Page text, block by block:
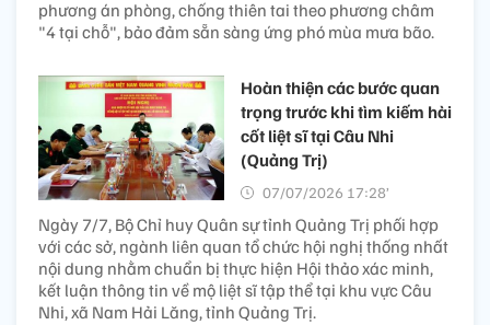
phương án phòng, chống thiên tai theo phương châm
"4 tại chỗ", bảo đảm sẵn sàng ứng phó mùa mưa bão.
Hoàn thiện các bước quan
trọng trước khi tìm kiếm hài
cốt liệt sĩ tại Câu Nhi
(Quảng Trị)
07/07/2026 17:28’
Ngày 7/7, Bộ Chỉ huy Quân sự tỉnh Quảng Trị phối hợp
với các sở, ngành liên quan tổ chức hội nghị thống nhất
nội dung nhằm chuẩn bị thực hiện Hội thảo xác minh,
kết luận thông tin về mộ liệt sĩ tập thể tại khu vực Câu
Nhi, xã Nam Hải Lăng, tỉnh Quảng Trị.